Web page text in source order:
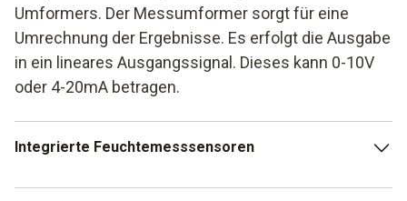
Umformers. Der Messumformer sorgt für eine
Umrechnung der Ergebnisse. Es erfolgt die Ausgabe
in ein lineares Ausgangssignal. Dieses kann 0-10V
oder 4-20mA betragen.
Integrierte Feuchtemesssensoren